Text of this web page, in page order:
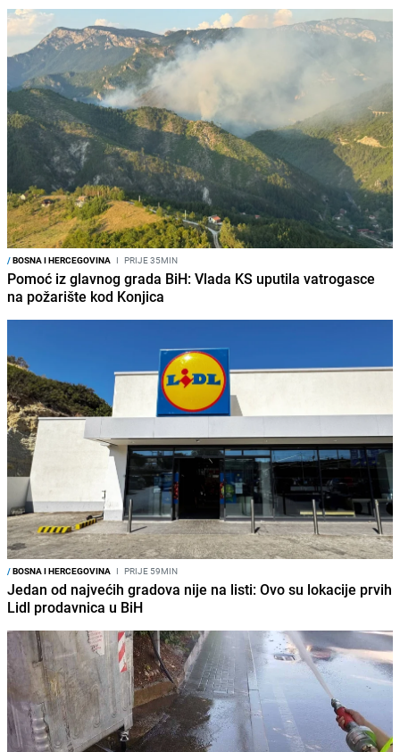
/BOSNA I HERCEGOVINA I PRIJE 35MIN
Pomoć iz glavnog grada BiH: Vlada KS uputila vatrogasce
na požarište kod Konjica
/BOSNA I HERCEGOVINA I PRIJE 59MIN
Jedan od najvećih gradova nije na listi: Ovo su lokacije prvih
Lidl prodavnica u BiH